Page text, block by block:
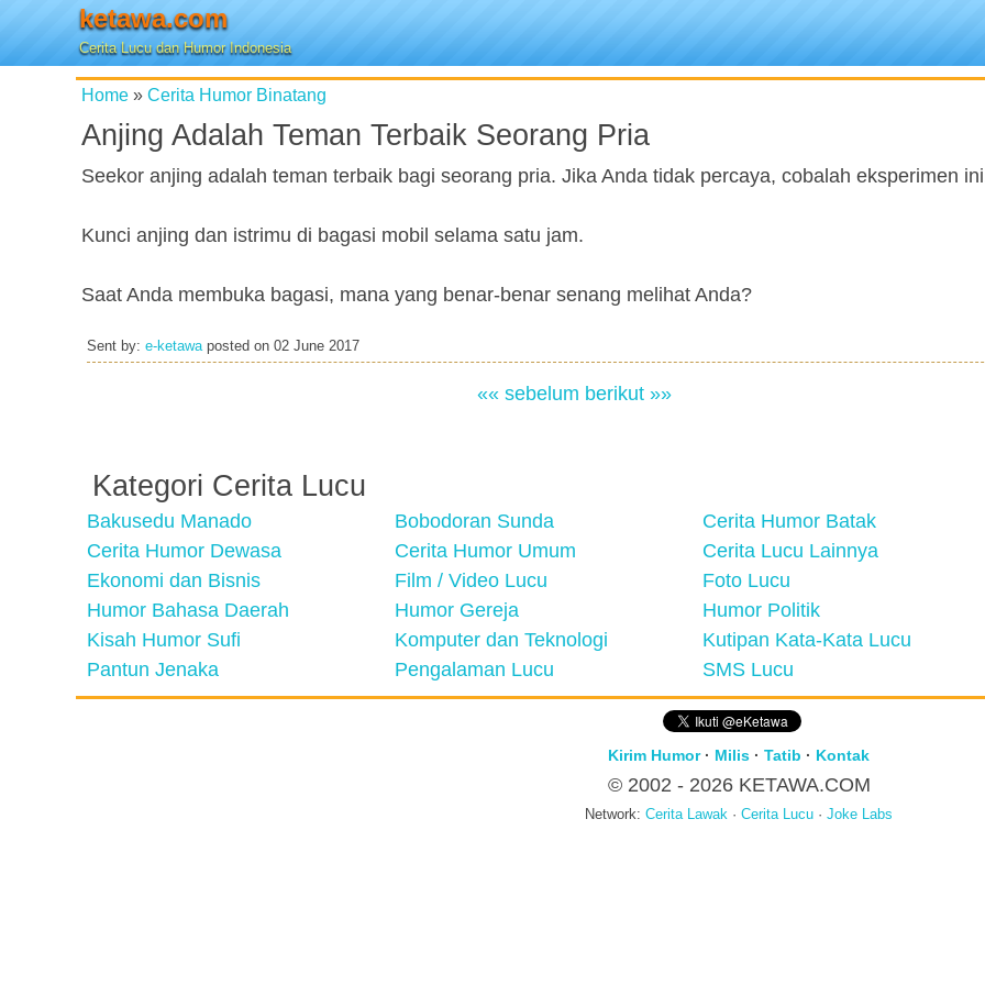
ketawa.com
Cerita Lucu dan Humor Indonesia
Home » Cerita Humor Binatang
Anjing Adalah Teman Terbaik Seorang Pria
Seekor anjing adalah teman terbaik bagi seorang pria. Jika Anda tidak percaya, cobalah eksperimen
Kunci anjing dan istrimu di bagasi mobil selama satu jam.
Saat Anda membuka bagasi, mana yang benar-benar senang melihat Anda?
Sent by: e-ketawaposted on 02 June 2017
«« sebelum berikut »»
Kategori Cerita Lucu
Bakusedu Manado Bobodoran Sunda Cerita Humor Batak
Cerita Humor Dewasa
Cerita Humor Umum Cerita Lucu Lainnya
Ekonomi dan Bisnis
Film / Video Lucu Foto Lucu
Humor Bahasa Daerah
Humor Gereja Humor Politik
Kisah Humor Sufi
Komputer dan Teknologi Kutipan Kata-Kata Lucu
Pantun Jenaka
Pengalaman Lucu SMS Lucu
Kirim Humor· Milis · Tatib · Kontak
© 2002 - 2026 KETAWA.COM
Network: Cerita Lawak · Cerita Lucu · Joke Labs